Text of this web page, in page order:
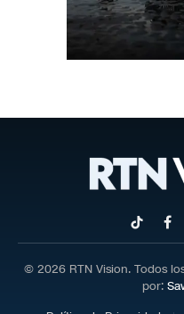
TikTok
© 2026 RTN Vision. Todos
por: